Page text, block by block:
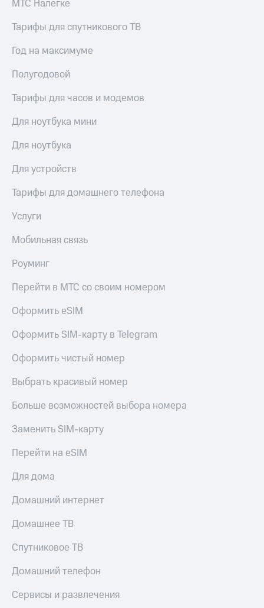
МТС Налегке
Тарифы для спутникового ТВ
Год на максимуме
Полугодовой
Тарифы для часов и модемов
Для ноутбука мини
Для ноутбука
Для устройств
Тарифы для домашнего телефона
Услуги
Мобильная связь
Роуминг
Перейти в МТС со своим номером
Оформить eSIM
Оформить SIM-карту в Telegram
Оформить чистый номер
Выбрать красивый номер
Больше возможностей выбора номера
Заменить SIM-карту
Перейти на eSIM
Для дома
Домашний интернет
Домашнее ТВ
Спутниковое ТВ
Домашний телефон
Сервисы и развлечения